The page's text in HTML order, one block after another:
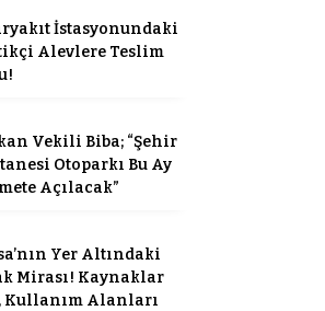
İstasyonundaki
Alevlere Teslim
Vekili Biba; “Şehir
Otoparkı Bu Ay
Açılacak”
Yer Altındaki
Mirası! Kaynaklar
Kullanım Alanları